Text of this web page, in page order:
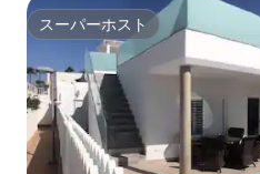
スーパーホスト
スーパーホスト